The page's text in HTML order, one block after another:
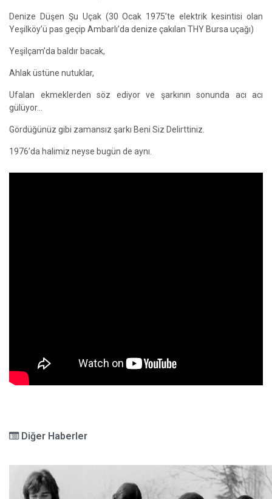
Denize Düşen Şu Uçak (30 Ocak 1975’te elektrik kesintisi olan
Yeşilköy’ü pas geçip Ambarlı’da denize çakılan THY Bursa uçağı)
Yeşilçam’da baldır bacak,
Ahlak üstüne nutuklar,
Ufalan ekmeklerden söz ediyor ve şarkının sonunda acı acı
gülüyor...
Gördüğünüz gibi zamansız şarkı Beni Siz Delirttiniz.
1976’da halimiz neyse bugün de aynı.
Diğer Haberler